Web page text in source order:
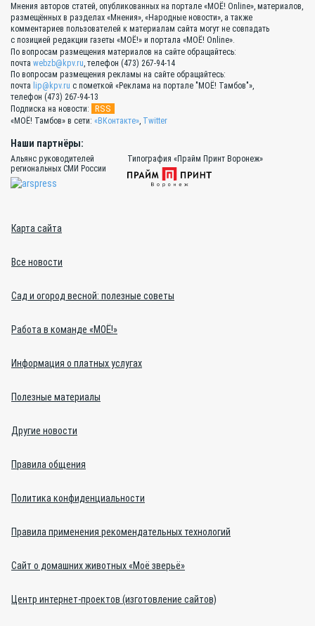
Мнения авторов статей, опубликованных на портале «МОЁ! Online», материалов,
размещённых в разделах «Мнения», «Народные новости», а также
комментариев пользователей к материалам сайта могут не совпадать
с позицией редакции газеты «МОЁ!» и портала «МОЁ! Online».
По вопросам размещения материалов на сайте обращайтесь:
почта webzb@kpv.ru, телефон (473) 267-94-14
По вопросам размещения рекламы на сайте обращайтесь:
почта lip@kpv.ru с пометкой «Реклама на портале "МОЁ! Тамбов"»,
телефон (473) 267-94-13
Подписка на новости:
RSS
«МОЁ! Тамбов» в сети: «ВКонтакте», Twitter
Наши партнёры:
Альянс руководителей
региональных СМИ России
Типография «Прайм Принт Воронеж»
Карта сайта
Все новости
Сад и огород весной: полезные советы
Работа в команде «МОЁ!»
Информация о платных услугах
Полезные материалы
Другие новости
Правила общения
Политика конфиденциальности
Правила применения рекомендательных технологий
Сайт о домашних животных «Моё зверьё»
Центр интернет-проектов (изготовление сайтов)